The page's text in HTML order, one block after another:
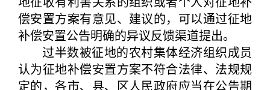
偿安置方案有意见、建议的，可以通过征地
补偿安置公告明确的异议反馈渠道提出。
过半数被征地的农村集体经济组织成员
认为征地补偿安置方案不符合法律、法规规
定的，各市、县、区人民政府应当在公告期